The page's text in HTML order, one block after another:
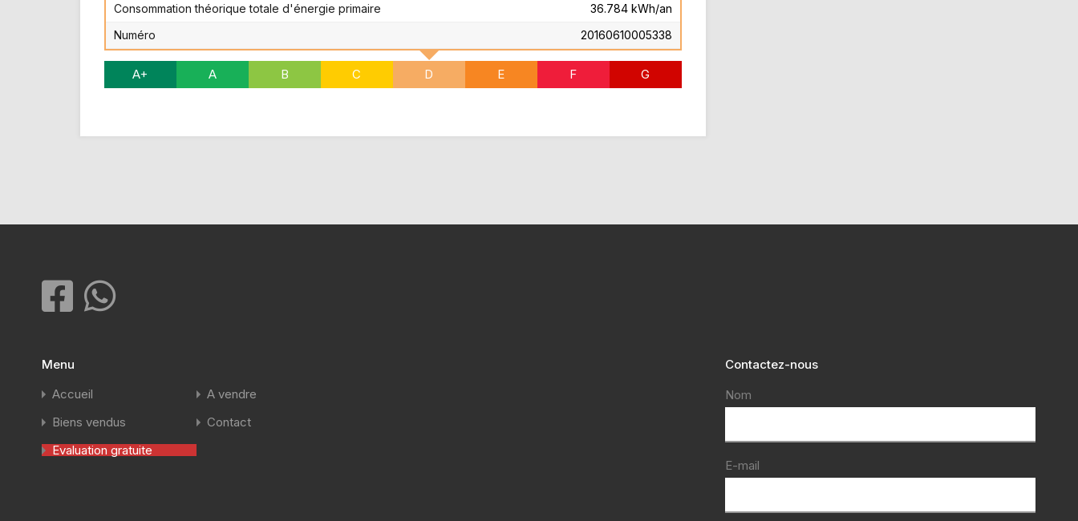
Consommation théorique totale d'énergie primaire
36.784 kWh/an
Numéro
20160610005338
A+ A B C D E F G
Menu
Accueil
A vendre
Biens vendus
Contact
Evaluation gratuite
Contactez-nous
Nom
E-mail